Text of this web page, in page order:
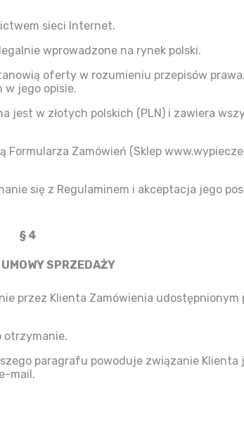
sieci Internet.
wprowadzone na rynek polski.
oferty w rozumieniu przepisów prawa.
w jego opisie.
w złotych polskich (PLN) i zawiera
Zamówień (Sklep
się z Regulaminem i akceptacja jego
§ 4
SPRZEDAŻY
przez Klienta Zamówienia udostępnionym
otrzymanie.
paragrafu powoduje związanie
mail.